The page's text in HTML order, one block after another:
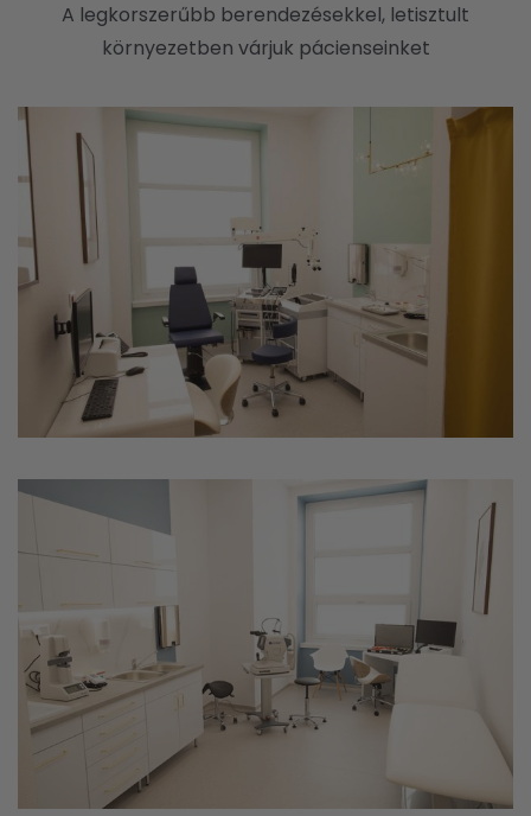
A legkorszerűbb berendezésekkel, letisztult
környezetben várjuk pácienseinket